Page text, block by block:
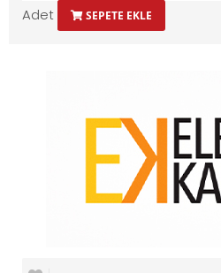
Adet SEPETE EKLE